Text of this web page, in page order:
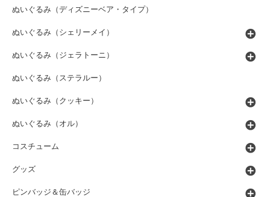
ぬいぐるみ（ディズニーベア・タイプ）
ぬいぐるみ（シェリーメイ）
ぬいぐるみ（ジェラトーニ）
ぬいぐるみ（ステラルー）
ぬいぐるみ（クッキー）
ぬいぐるみ（オル）
コスチューム
グッズ
ピンバッジ＆缶バッジ